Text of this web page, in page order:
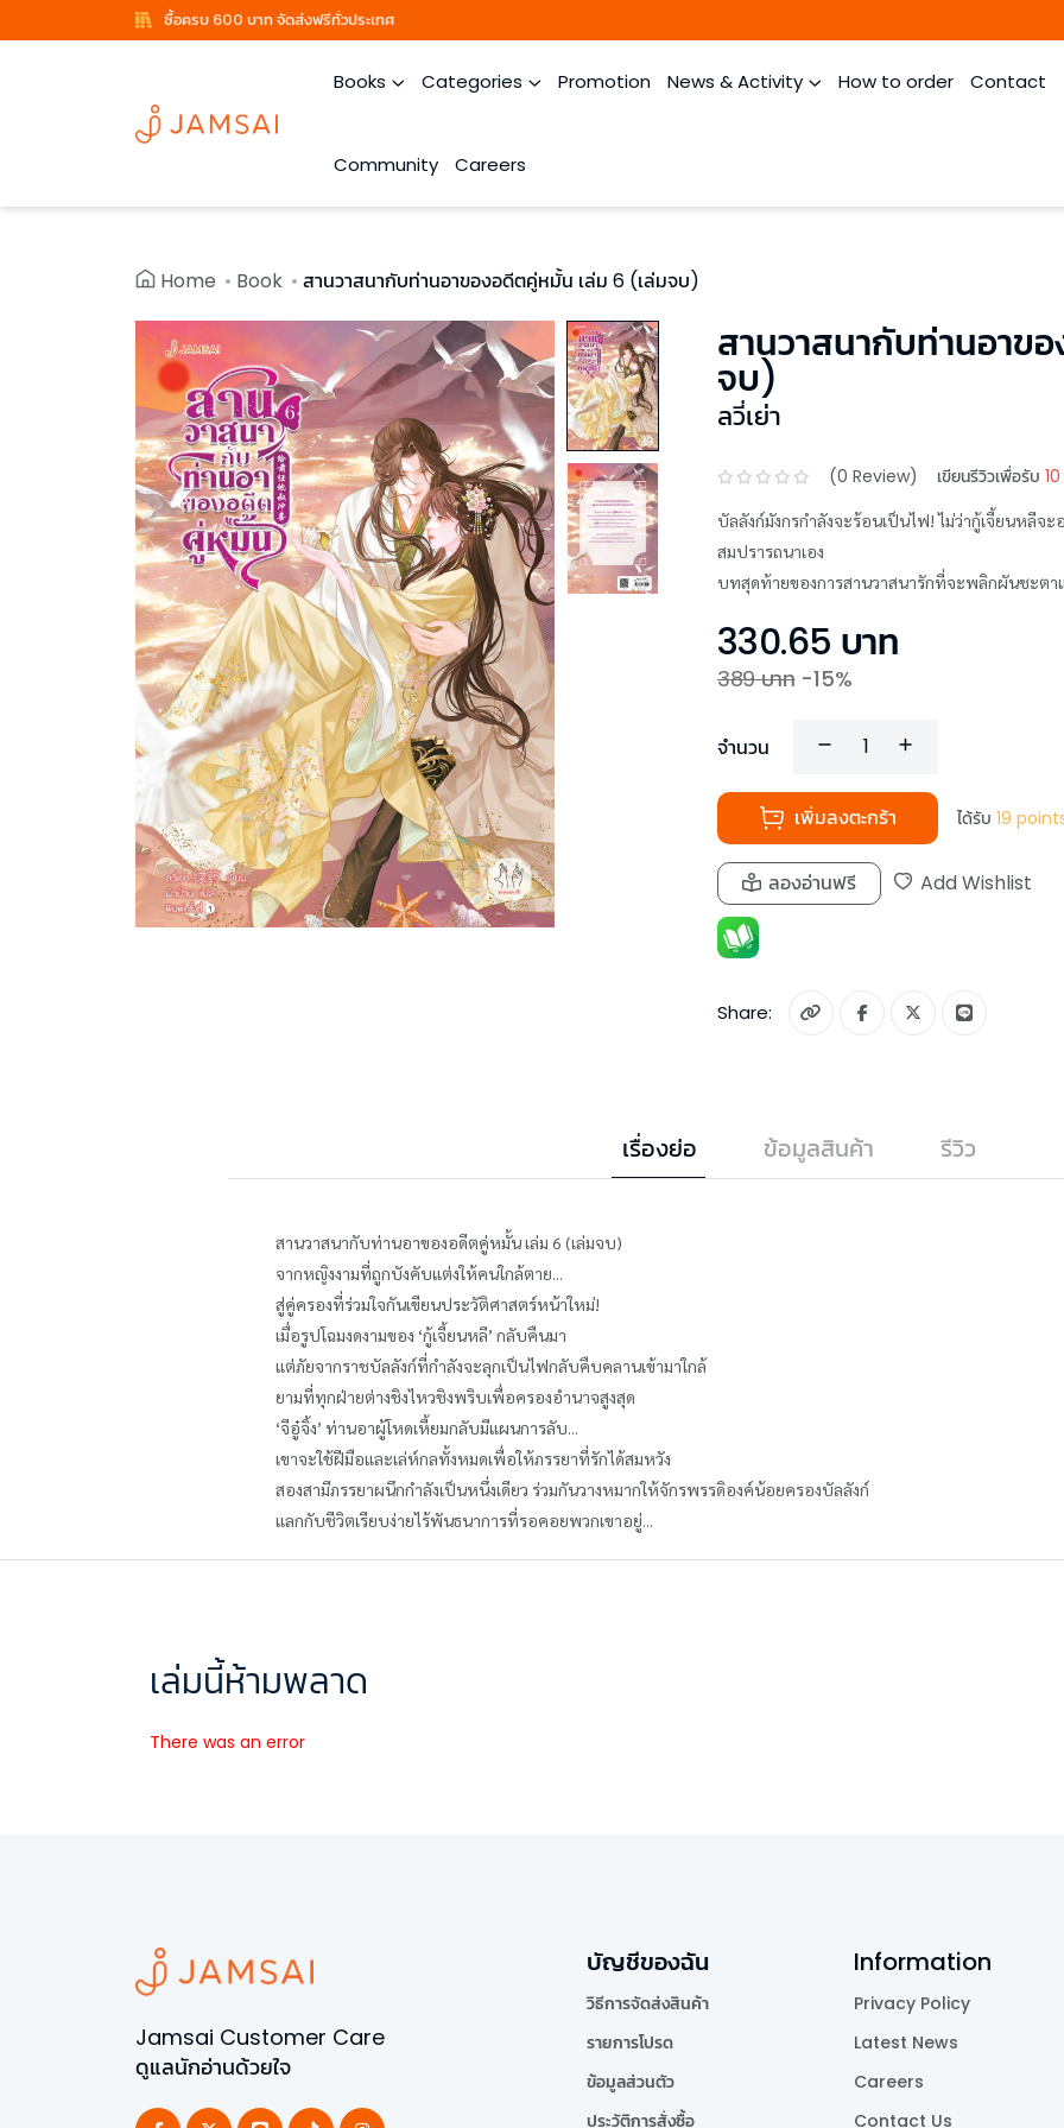
ซื้อครบ 600 บาท จัดส่งฟรีทั่วประเทศ
Books Categories Promotion News & Activity How to order Contact
Community Careers
Home Book สานวาสนากับท่านอาของอดีตคู่หมั้น เล่ม 6 (เล่มจบ)
สานวาสนากับท่านอาข
จบ)
ลวี่เย่า
(0 Review) เขียนรีวิวเพื่อรับ
บัลลังก์มังกรกำลังจะร้อนเป็นไฟ! ไม่ว่ากู้เจี้ยนหลีจ
สมปรารถนาเอง
บทสุดท้ายของการสานวาสนารักที่จะพลิกผันชะตา
330.65 บาท
389บาท -15%
จำนวน
เพิ่มลงตะกร้า ได้รับ 19
ลองอ่านฟรี Add Wishlist
Share:
เรื่องย่อ ข้อมูลสินค้า รีวิว
สานวาสนากับท่านอาของอดีตคู่หมั้น เล่ม 6 (เล่มจบ)
จากหญิงงามที่ถูกบังคับแต่งให้คนใกล้ตาย...
สู่คู่ครองที่ร่วมใจกันเขียนประวัติศาสตร์หน้าใหม่!
เมื่อรูปโฉมงดงามของ ‘กู้เจี้ยนหลี’ กลับคืนมา
แต่ภัยจากราชบัลลังก์ที่กำลังจะลุกเป็นไฟกลับคืบคลานเข้ามาใกล้
ยามที่ทุกฝ่ายต่างชิงไหวชิงพริบเพื่อครองอำนาจสูงสุด
‘จีอู๋จิ้ง’ ท่านอาผู้โหดเหี้ยมกลับมีแผนการลับ...
เขาจะใช้ฝีมือและเล่ห์กลทั้งหมดเพื่อให้ภรรยาที่รักได้สมหวัง
สองสามีภรรยาผนึกกำลังเป็นหนึ่งเดียว ร่วมกันวางหมากให้จักรพรรดิองค์น้อยครองบัลลังก์
แลกกับชีวิตเรียบง่ายไร้พันธนาการที่รอคอยพวกเขาอยู่...
เล่มนี้ห้ามพลาด
There was an error
Jamsai Customer Care
ดูแลนักอ่านด้วยใจ
บัญชีของฉัน
วิธีการจัดส่งสินค้า
รายการโปรด
ข้อมูลส่วนตัว
ประวัติการสั่งซื้อ
Information
Privacy Policy
Latest News
Careers
Contact Us